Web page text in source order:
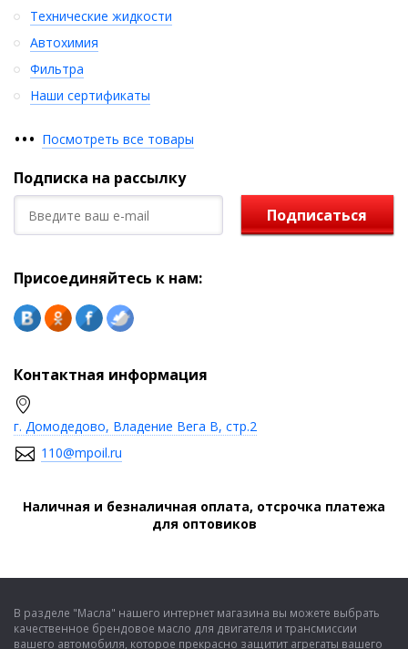
Технические жидкости
Автохимия
Фильтра
Наши сертификаты
••• Посмотреть все товары
Подписка на рассылку
Подписаться
Присоединяйтесь к нам:
Контактная информация
г. Домодедово, Владение Вега В, стр.2
110@mpoil.ru
Наличная и безналичная оплата, отсрочка платежа
для оптовиков
В разделе "Масла" нашего интернет магазина вы можете выбрать
качественное брендовое масло для двигателя и трансмиссии
вашего автомобиля, которое прекрасно защитит агрегаты вашего